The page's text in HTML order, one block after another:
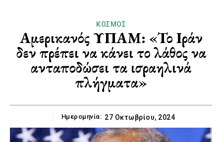
ΚΌΣΜΟΣ
Αμερικανός ΥΠΑΜ: «Το Ιράν
δεν πρέπει να κάνει το λάθος να
ανταποδώσει τα ισραηλινά
πλήγματα»
Ημερομηνία: 27 Οκτωβρίου, 2024